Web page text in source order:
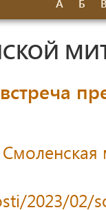
А Б
2023/02/